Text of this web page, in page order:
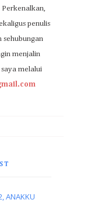
Perkenalkan,
penulis
sehubungan
menjalin
melalui
ANAKKU